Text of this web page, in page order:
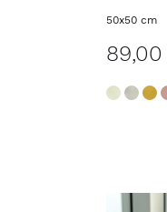
50x50 cm